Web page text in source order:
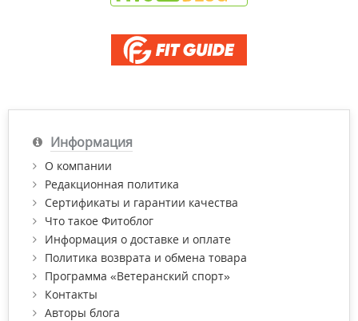
Информация
О компании
Редакционная политика
Сертификаты и гарантии качества
Что такое Фитоблог
Информация о доставке и оплате
Политика возврата и обмена товара
Программа «Ветеранский спорт»
Контакты
Авторы блога